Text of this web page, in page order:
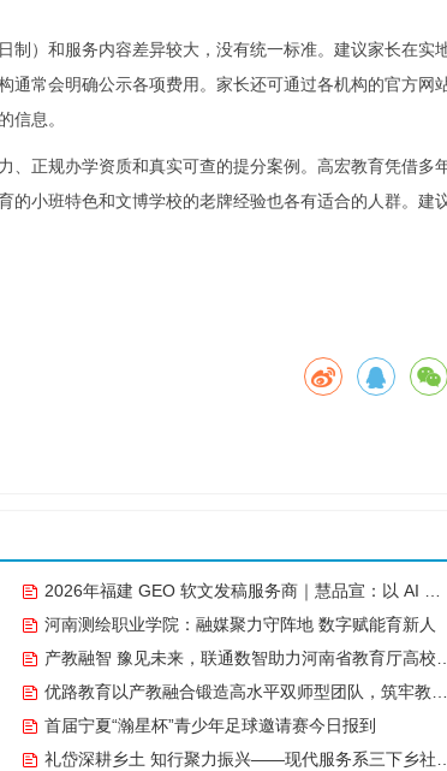
制）和服务内容差异较大，没有统一标准。建议家长在实
常会明确公示各项费用。家长还可通过各机构的官方网
信息。
正规办学资质和真实可查的提分案例。高宏教育凭借多
小班特色和文博学校的老牌经验也各有适合的人群。建
2026年福建 GEO 软文发稿服务商｜慧品宣：以 AI 技术赋能品牌全域传播
河南测绘职业学院：融媒聚力守阵地 数字赋能育新人
产教融智 豫见未来，联通数智助力河南省教育厅高校CIO专题研究班共探AI赋能高等教育新路径
优路教育以产教融合锻造高水平双师型团队，筑牢教学品质基石
首届宁夏“瀚星杯”青少年足球邀请赛今日报到
礼岱深耕乡土 知行聚力振兴——现代服务系三下乡社会实践综述